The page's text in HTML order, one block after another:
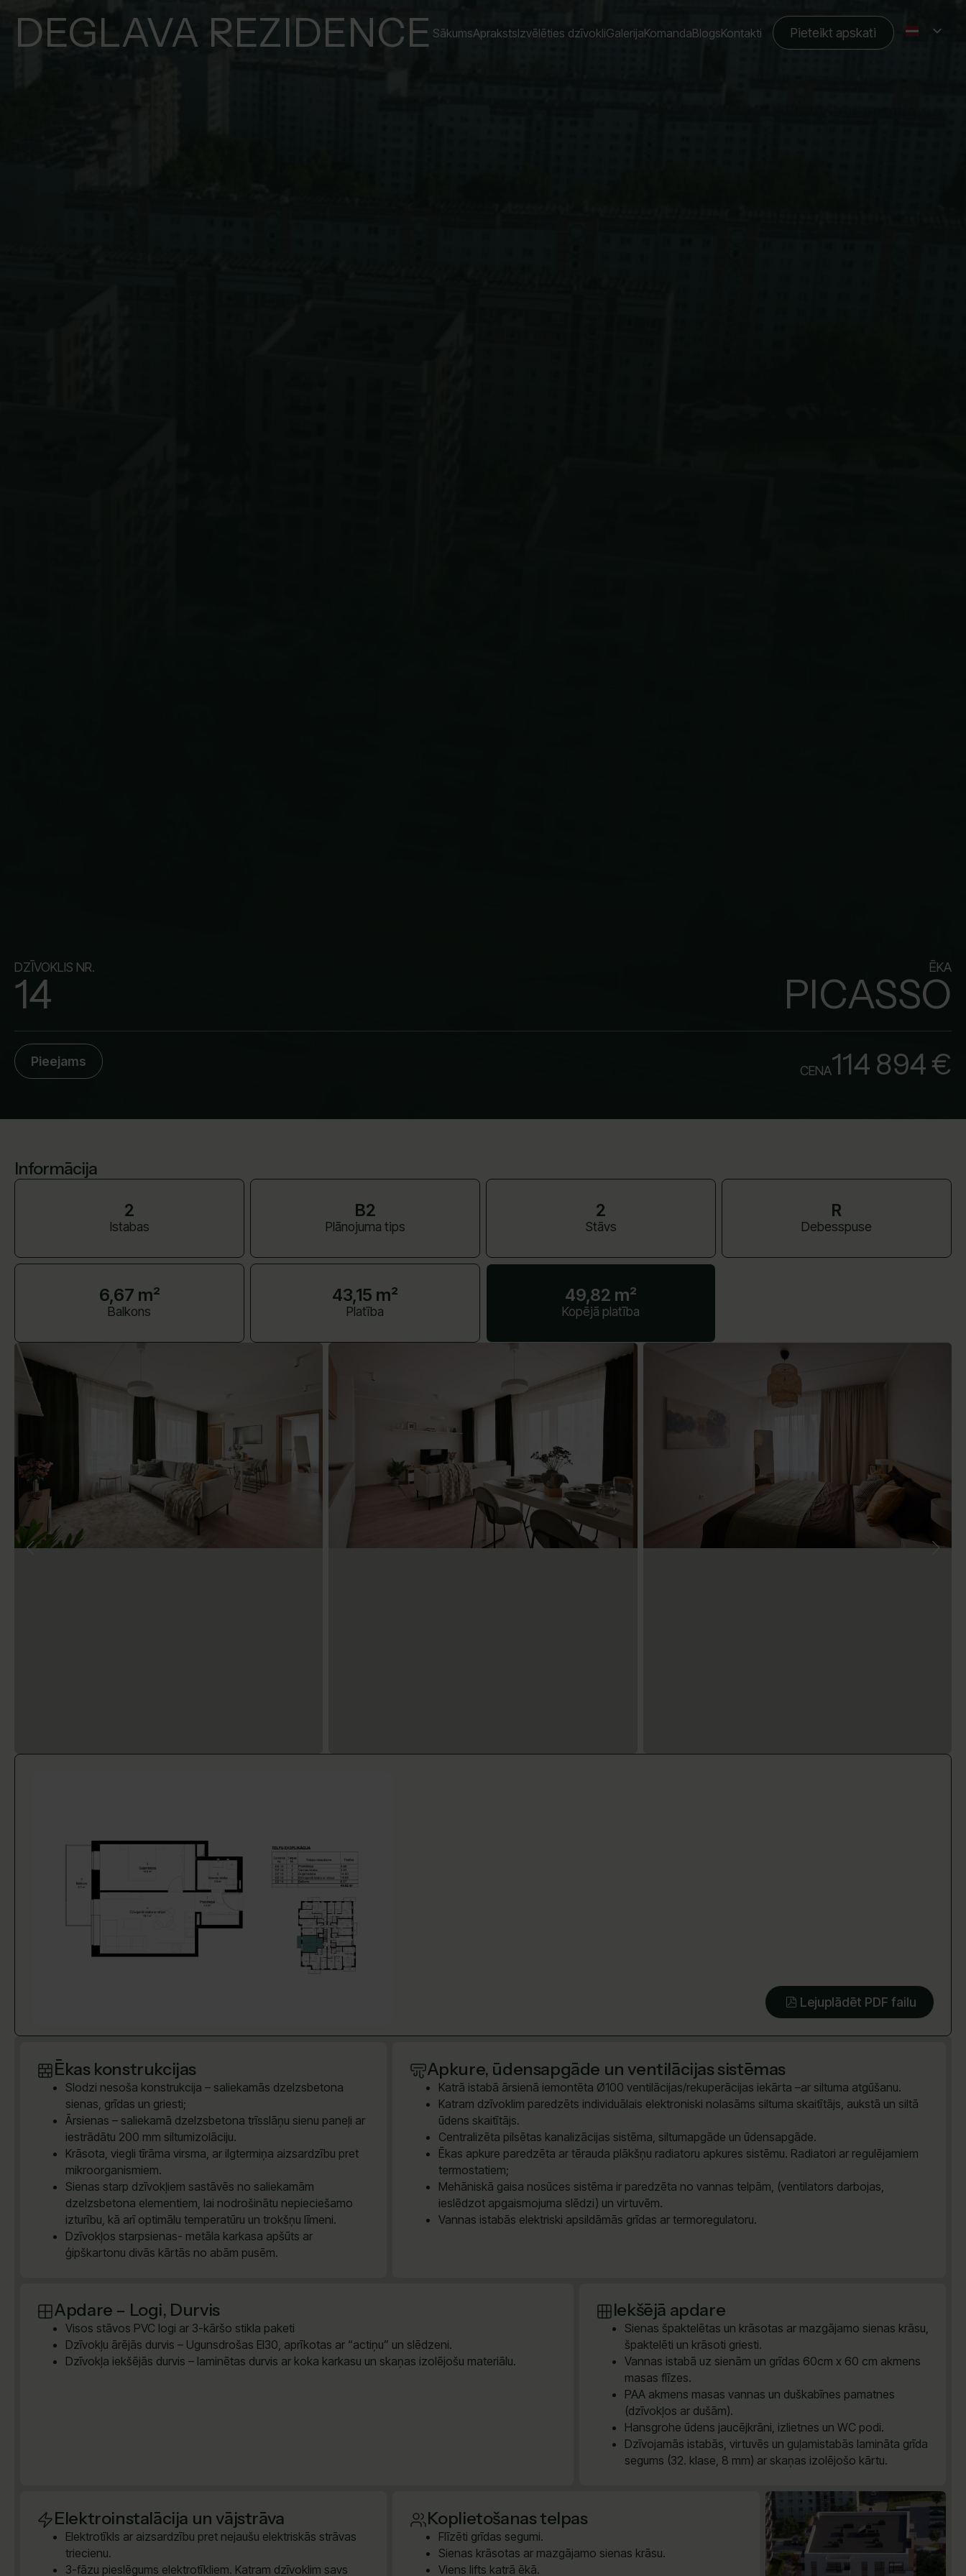
DEGLAVA REZIDENCE SākumsAprakstsIzvēlēties dzīvokliGalerijaKomandaBlogsKontakti Pieteikt apskati
DZĪVOKLIS NR.
14
ĒKA
PICASSO
Pieejams
CENA114 894 €
Informācija
2
Istabas
B2
Plānojuma tips
2
Stāvs
R
Debesspuse
6,67 m²
Balkons
43,15 m²
Platība
49,82 m²
Kopējā platība
Lejuplādēt PDF failu
Ēkas konstrukcijas
Slodzi nesoša konstrukcija – saliekamās dzelzsbetona
sienas, grīdas un griesti;
Ārsienas – saliekamā dzelzsbetona trīsslāņu sienu paneļi ar
iestrādātu 200 mm siltumizolāciju.
Krāsota, viegli tīrāma virsma, ar ilgtermiņa aizsardzību pret
mikroorganismiem.
Sienas starp dzīvokļiem sastāvēs no saliekamām
dzelzsbetona elementiem, lai nodrošinātu nepieciešamo
izturību, kā arī optimālu temperatūru un trokšņu līmeni.
Dzīvokļos starpsienas- metāla karkasa apšūts ar
ģipškartonu divās kārtās no abām pusēm.
Apkure, ūdensapgāde un ventilācijas sistēmas
Katrā istabā ārsienā iemontēta Ø100 ventilācijas/rekuperācijas iekārta –ar siltuma atgūšanu.
Katram dzīvoklim paredzēts individuālais elektroniski nolasāms siltuma skaitītājs, aukstā un siltā
ūdens skaitītājs.
Centralizēta pilsētas kanalizācijas sistēma, siltumapgāde un ūdensapgāde.
Ēkas apkure paredzēta ar tērauda plākšņu radiatoru apkures sistēmu. Radiatori ar regulējamiem
termostatiem;
Mehāniskā gaisa nosūces sistēma ir paredzēta no vannas telpām, (ventilators darbojas,
ieslēdzot apgaismojuma slēdzi) un virtuvēm.
Vannas istabās elektriski apsildāmās grīdas ar termoregulatoru.
Apdare – Logi, Durvis
Visos stāvos PVC logi ar 3-kāršo stikla paketi
Dzīvokļu ārējās durvis – Ugunsdrošas EI30, aprīkotas ar “actiņu” un slēdzeni.
Dzīvokļa iekšējās durvis – laminētas durvis ar koka karkasu un skaņas izolējošu materiālu.
Iekšējā apdare
Sienas špaktelētas un krāsotas ar mazgājamo sienas krāsu,
špaktelēti un krāsoti griesti.
Vannas istabā uz sienām un grīdas 60cm x 60 cm akmens
masas flīzes.
PAA akmens masas vannas un duškabīnes pamatnes
(dzīvokļos ar dušām).
Hansgrohe ūdens jaucējkrāni, izlietnes un WC podi.
Dzīvojamās istabās, virtuvēs un guļamistabās lamināta grīda
segums (32. klase, 8 mm) ar skaņas izolējošo kārtu.
Elektroinstalācija un vājstrāva
Elektrotīkls ar aizsardzību pret nejaušu elektriskās strāvas
triecienu.
3-fāzu pieslēgums elektrotīkliem. Katram dzīvoklim savs
Koplietošanas telpas
Flīzēti grīdas segumi.
Sienas krāsotas ar mazgājamo sienas krāsu.
Viens lifts katrā ēkā.